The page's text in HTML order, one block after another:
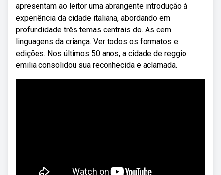
apresentam ao leitor uma abrangente introdução à
experiência da cidade italiana, abordando em
profundidade três temas centrais do. As cem
linguagens da criança. Ver todos os formatos e
edições. Nos últimos 50 anos, a cidade de reggio
emilia consolidou sua reconhecida e aclamada.